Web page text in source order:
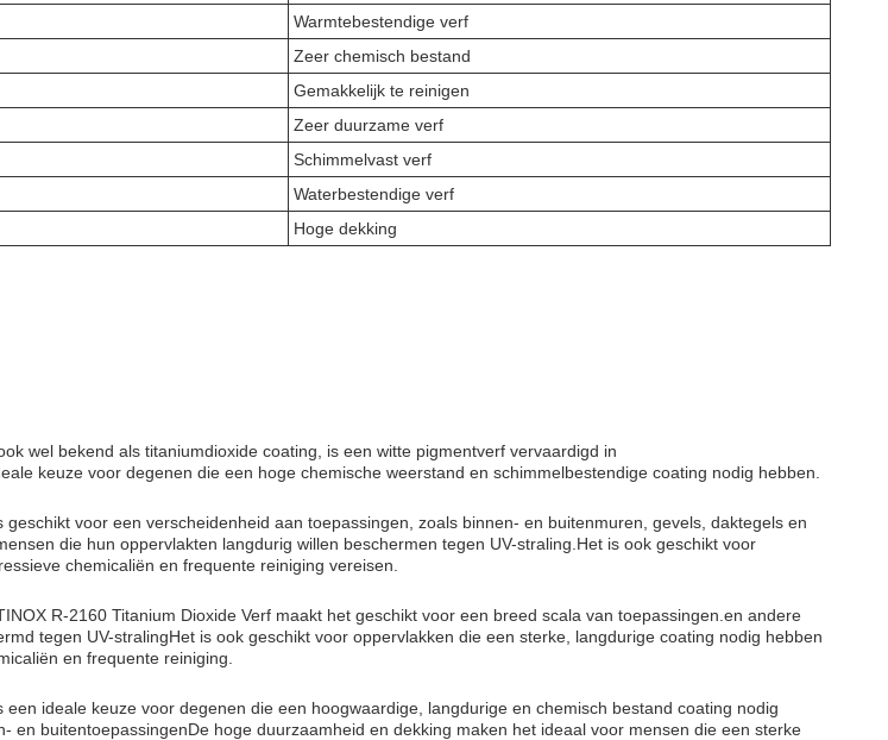
Warmtebestendige verf
Zeer chemisch bestand
Gemakkelijk te reinigen
Zeer duurzame verf
Schimmelvast verf
Waterbestendige verf
Hoge dekking
wel bekend als titaniumdioxide coating, is een witte pigmentverf vervaardigd in
keuze voor degenen die een hoge chemische weerstand en schimmelbestendige coating nodig hebben.
geschikt voor een verscheidenheid aan toepassingen, zoals binnen- en buitenmuren, gevels, daktegels en
die hun oppervlakten langdurig willen beschermen tegen UV-straling.Het is ook geschikt voor
chemicaliën en frequente reiniging vereisen.
R-2160 Titanium Dioxide Verf maakt het geschikt voor een breed scala van toepassingen.en andere
tegen UV-stralingHet is ook geschikt voor oppervlakken die een sterke, langdurige coating nodig hebben
en frequente reiniging.
een ideale keuze voor degenen die een hoogwaardige, langdurige en chemisch bestand coating nodig
en buitentoepassingenDe hoge duurzaamheid en dekking maken het ideaal voor mensen die een sterke